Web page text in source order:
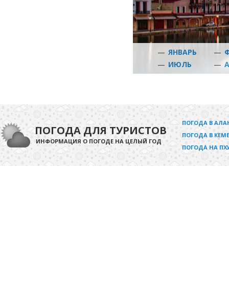
— ЯНВАРЬ —
— ИЮЛЬ —
ПОГОДА ДЛЯ ТУРИСТОВ
ИНФОРМАЦИЯ О ПОГОДЕ НА ЦЕЛЫЙ ГОД
ПОГОДА В
ПОГОДА В
ПОГОДА НА